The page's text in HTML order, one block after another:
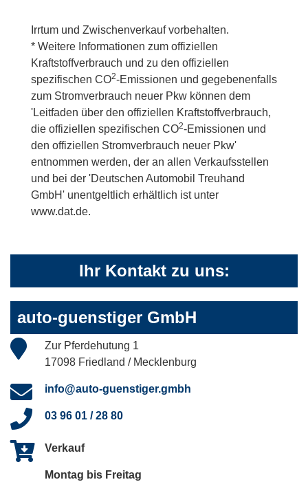
Irrtum und Zwischenverkauf vorbehalten.
* Weitere Informationen zum offiziellen
Kraftstoffverbrauch und zu den offiziellen
spezifischen CO2-Emissionen und gegebenenfalls
zum Stromverbrauch neuer Pkw können dem
'Leitfaden über den offiziellen Kraftstoffverbrauch,
die offiziellen spezifischen CO2-Emissionen und
den offiziellen Stromverbrauch neuer Pkw'
entnommen werden, der an allen Verkaufsstellen
und bei der 'Deutschen Automobil Treuhand
GmbH' unentgeltlich erhältlich ist unter
www.dat.de.
Ihr Kontakt zu uns:
auto-guenstiger GmbH
Zur Pferdehutung 1
17098 Friedland / Mecklenburg
info@auto-guenstiger.gmbh
03 96 01 / 28 80
Verkauf
Montag bis Freitag